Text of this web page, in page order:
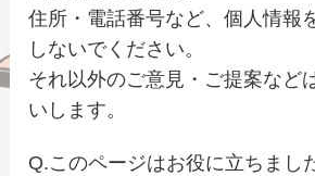
住所・電話番号など、個人情報
しないでください。
それ以外のご意見・ご提案など
いします。
Q.このページはお役に立ちまし